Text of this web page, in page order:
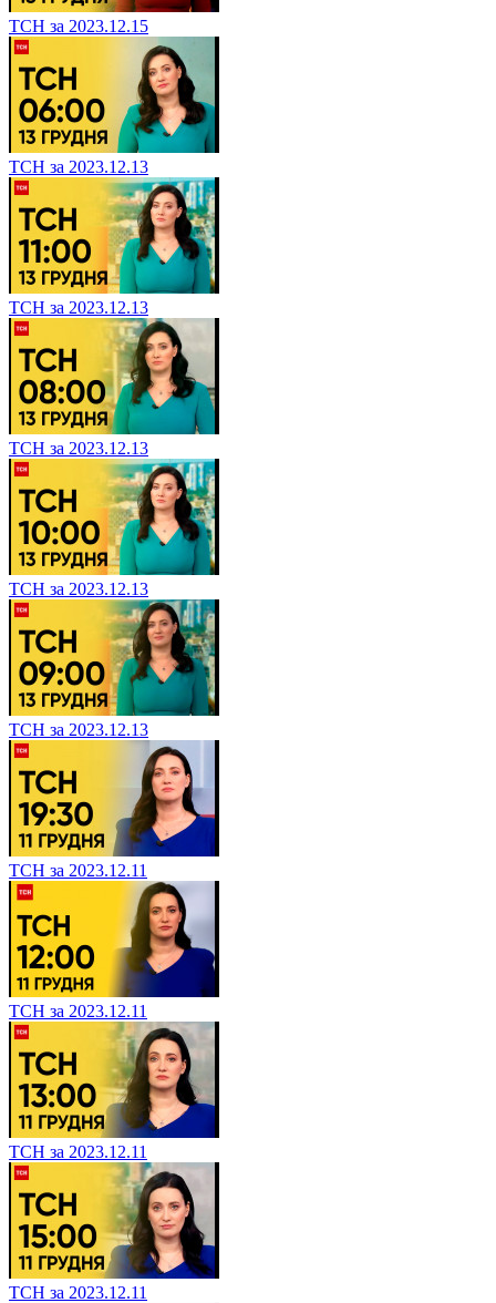
ТСН за 2023.12.15
ТСН за 2023.12.13
ТСН за 2023.12.13
ТСН за 2023.12.13
ТСН за 2023.12.13
ТСН за 2023.12.13
ТСН за 2023.12.11
ТСН за 2023.12.11
ТСН за 2023.12.11
ТСН за 2023.12.11